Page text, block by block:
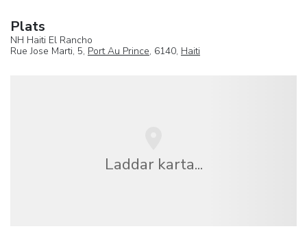
Plats
NH Haiti El Rancho
Rue Jose Marti, 5, Port Au Prince, 6140, Haiti
Laddar karta...